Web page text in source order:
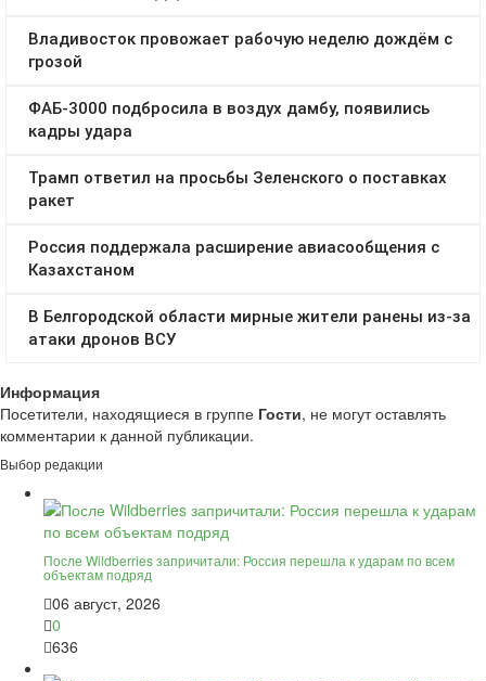
Информация
Посетители, находящиеся в группе Гости, не могут оставлять
комментарии к данной публикации.
Выбор редакции
После Wildberries запричитали: Россия перешла к ударам по всем
объектам подряд
06 август, 2026
0
636